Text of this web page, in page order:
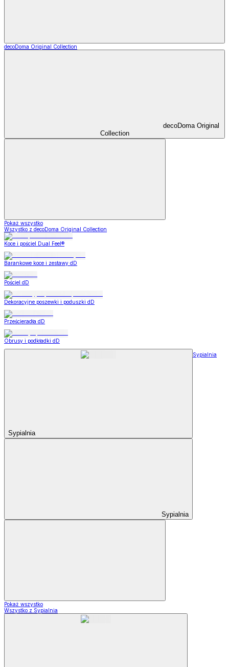
decoDoma Original Collection
decoDoma Original
Collection
Pokaż wszystko
Wszystko z decoDoma Original Collection
Koce i pościel Dual Feel®
Barankowe koce i zestawy dD
Pościel dD
Dekoracyjne poszewki i poduszki dD
Prześcieradła dD
Obrusy i podkładki dD
Sypialnia
Sypialnia
Sypialnia
Pokaż wszystko
Wszystko z Sypialnia